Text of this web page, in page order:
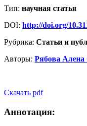
Тип: научная статья
DOI: http://doi.org/
Рубрика: Статьи и
Авторы: Рябова Алена
Скачать pdf
Аннотация: